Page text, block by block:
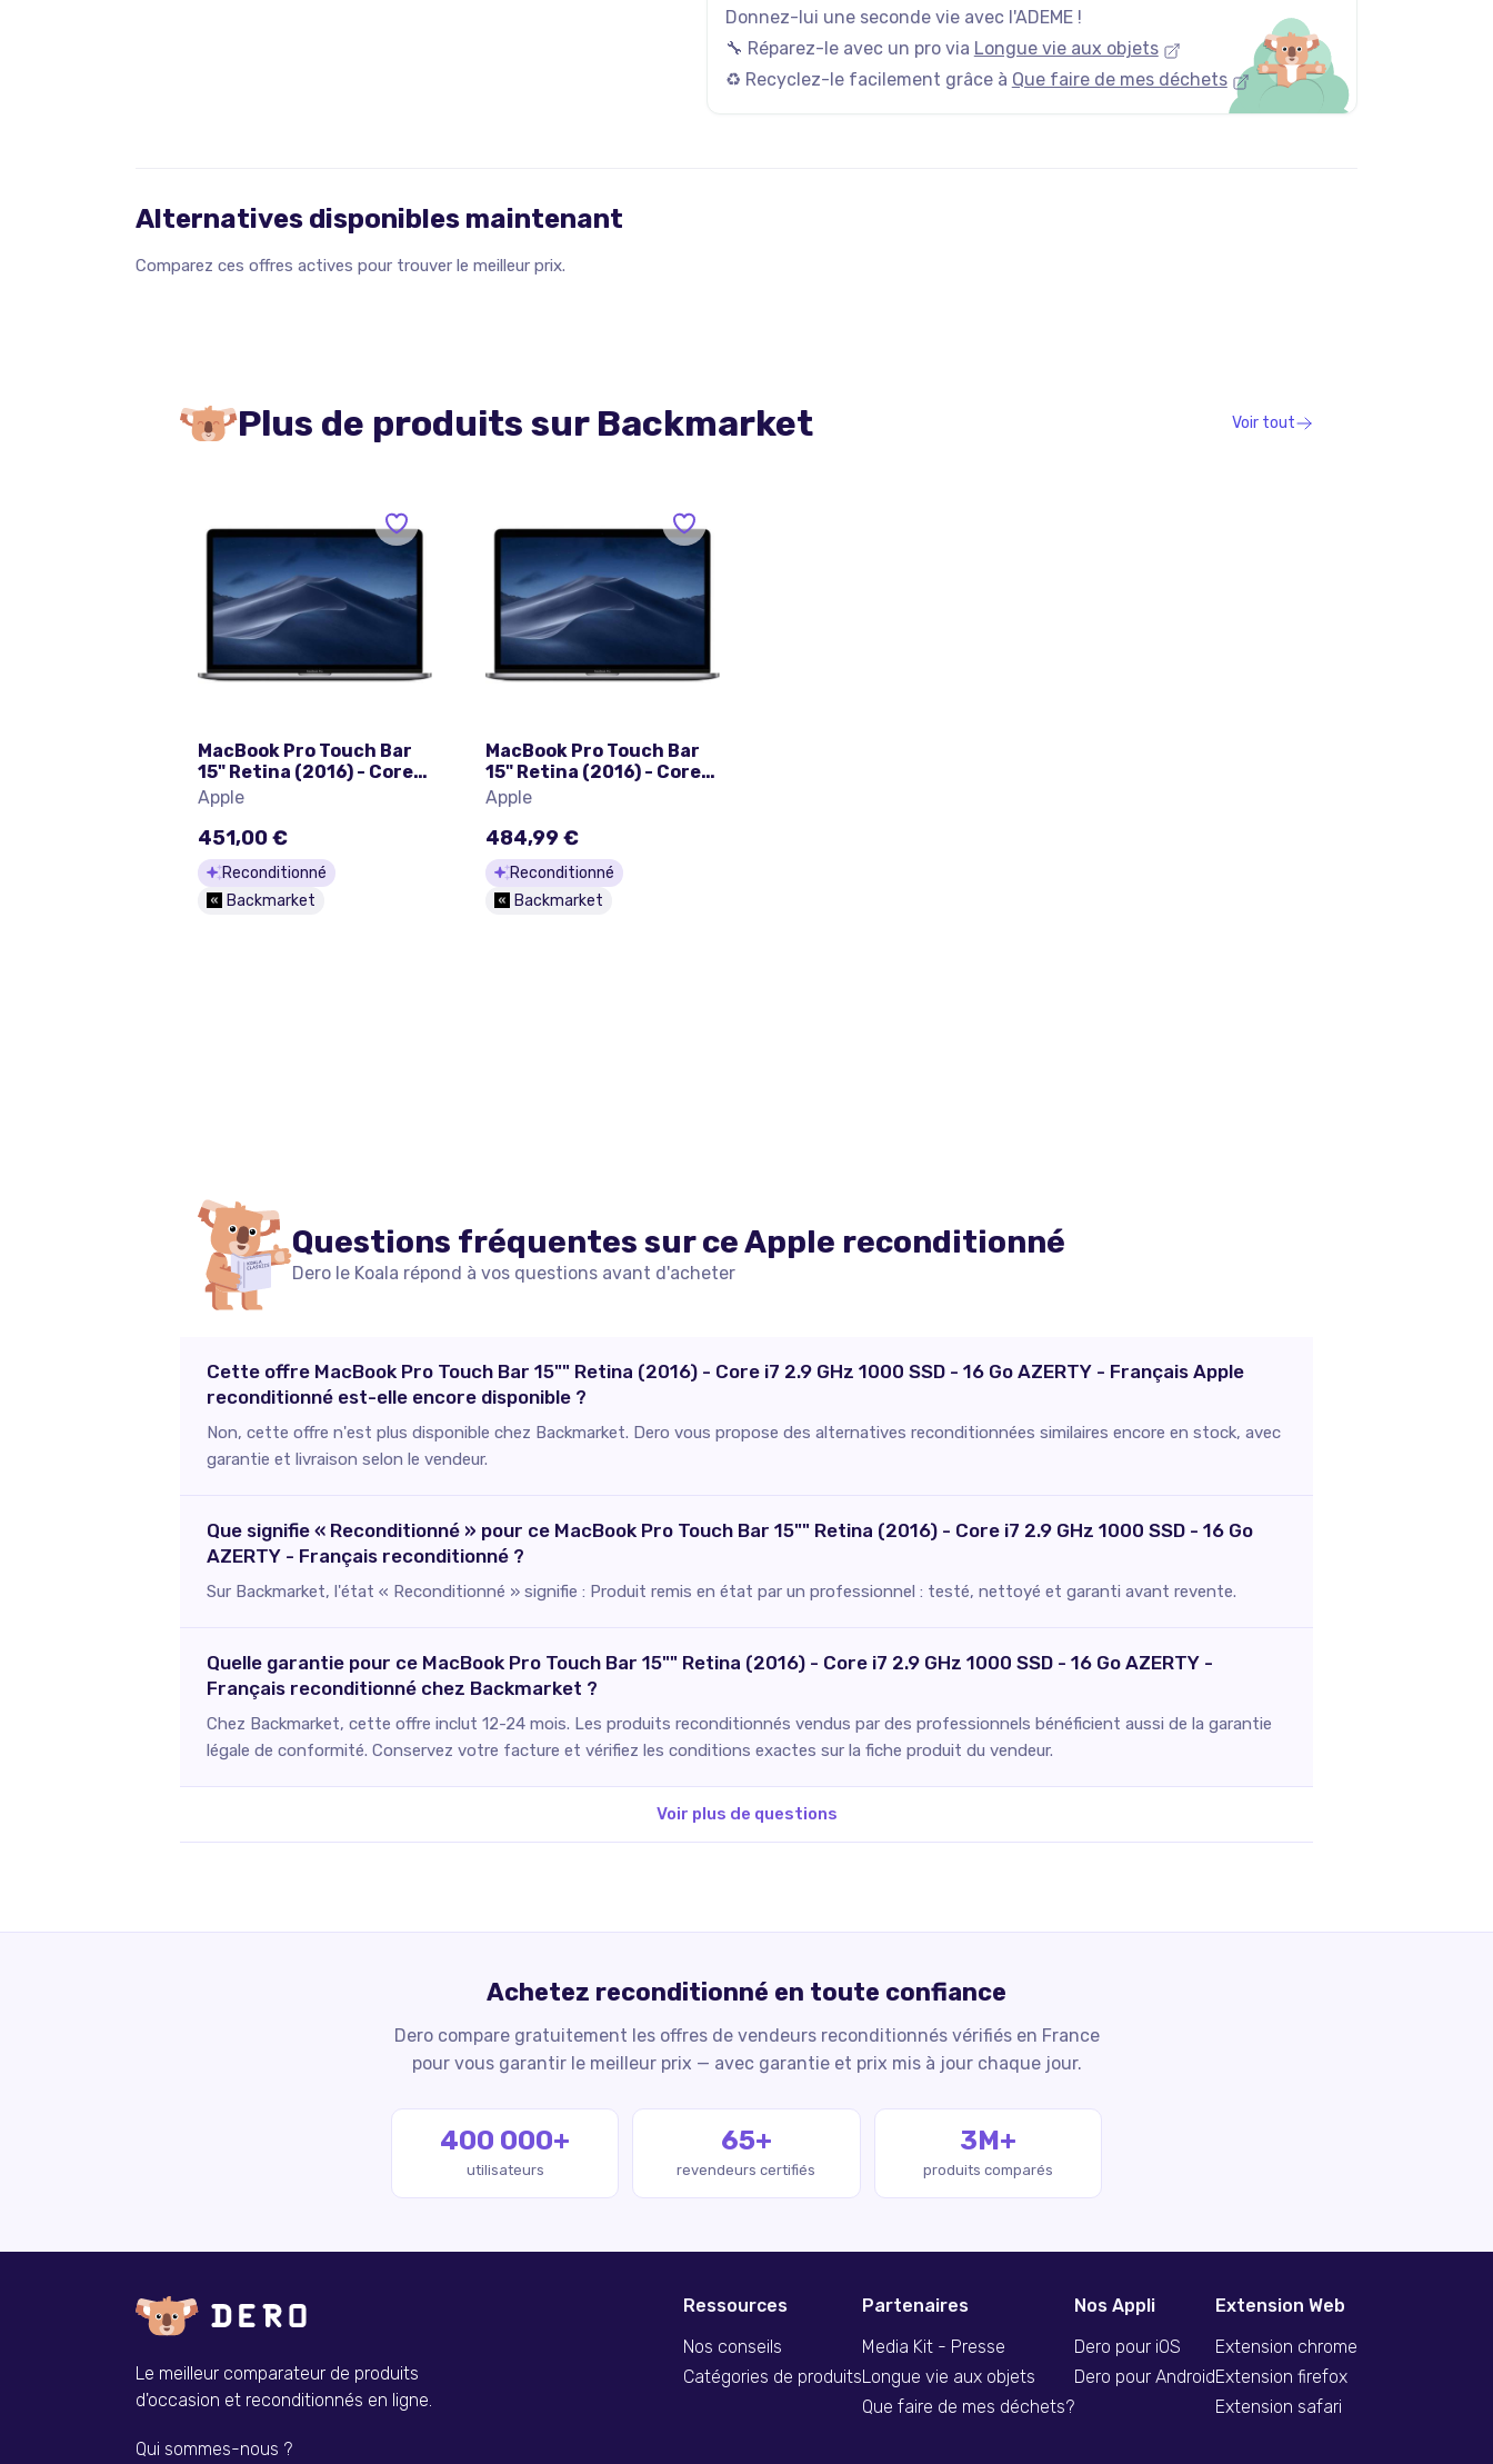
Donnez-lui une seconde vie avec l'ADEME !
🔧 Réparez-le avec un pro via Longue vie aux objets
♻️ Recyclez-le facilement grâce à Que faire de mes déchets
Alternatives disponibles maintenant
Comparez ces offres actives pour trouver le meilleur prix.
Plus de produits sur Backmarket Voir tout
MacBook Pro Touch Bar
15" Retina (2016) - Core
i7 2.9 GHz 1000 SSD - 16
Go QWERTY - Espagnol
Apple
451,00 €
Reconditionné
Backmarket
MacBook Pro Touch Bar
15" Retina (2016) - Core
i7 2.9 GHz 1000 SSD - 16
Go QWERTY - Suédois
Apple
484,99 €
Reconditionné
Backmarket
Questions fréquentes sur ceApple reconditionné
Dero le Koala répond à vos questions avant d'acheter
Cette offre MacBook Pro Touch Bar 15"" Retina (2016) - Core i7 2.9 GHz 1000 SSD - 16 Go AZERTY - Français Apple
reconditionné est-elle encore disponible ?
Non, cette offre n'est plus disponible chez Backmarket. Dero vous propose des alternatives reconditionnées similaires encore en stock, avec
garantie et livraison selon le vendeur.
Que signifie « Reconditionné » pour ce MacBook Pro Touch Bar 15"" Retina (2016) - Core i7 2.9 GHz 1000 SSD - 16 Go
AZERTY - Français reconditionné ?
Sur Backmarket, l'état « Reconditionné » signifie : Produit remis en état par un professionnel : testé, nettoyé et garanti avant revente.
Quelle garantie pour ce MacBook Pro Touch Bar 15"" Retina (2016) - Core i7 2.9 GHz 1000 SSD - 16 Go AZERTY -
Français reconditionné chez Backmarket ?
Chez Backmarket, cette offre inclut 12-24 mois. Les produits reconditionnés vendus par des professionnels bénéficient aussi de la garantie
légale de conformité. Conservez votre facture et vérifiez les conditions exactes sur la fiche produit du vendeur.
Voir plus de questions
Achetez reconditionné en toute confiance
Dero compare gratuitement les offres de vendeurs reconditionnés vérifiés en France
pour vous garantir le meilleur prix — avec garantie et prix mis à jour chaque jour.
400 000+
utilisateurs
65+
revendeurs certifiés
3M+
produits comparés
Le meilleur comparateur de produits
d'occasion et reconditionnés en ligne.
Qui sommes-nous ?
Ressources
Nos conseils
Catégories de produits
Partenaires
Media Kit - Presse
Longue vie aux objets
Que faire de mes déchets?
Nos Appli
Dero pour iOS
Dero pour Android
Extension Web
Extension chrome
Extension firefox
Extension safari